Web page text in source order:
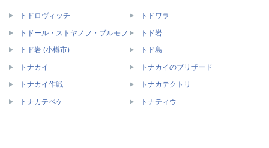
トドロヴィッチ トドワラ
トドール・ストヤノフ・ブルモフ トド岩
トド岩 (小樽市) トド島
トナカイ トナカイのブリザード
トナカイ作戦 トナカテクトリ
トナカテペケ トナティウ